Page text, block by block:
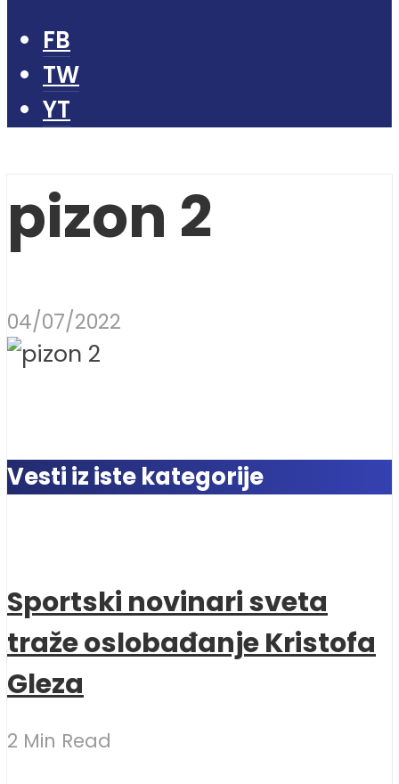
FB
TW
YT
pizon 2
04/07/2022
Vesti iz iste kategorije
Sportski novinari sveta
traže oslobađanje Kristofa
Gleza
2 Min Read